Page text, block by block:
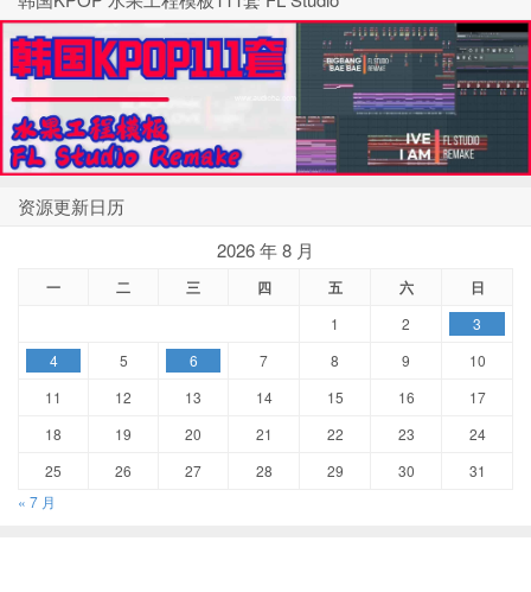
资源更新日历
2026 年 8 月
一 二 三 四 五 六 日
1 2
3
4
5 6 7 8 9
10
11
12 13 14 15 16
17
18
19 20 21 22 23
24
25
26 27 28 29 30
31
« 7 月